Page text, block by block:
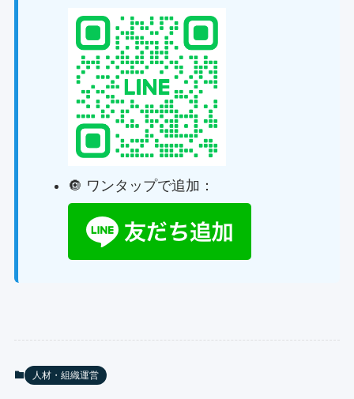
🔘 ワンタップで追加：
人材・組織運営